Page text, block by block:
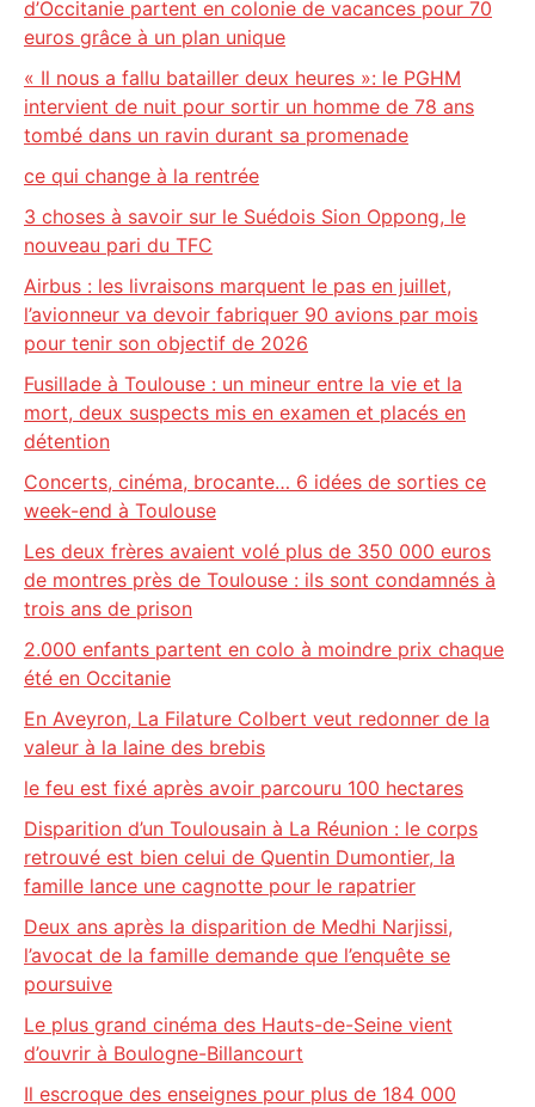
d’Occitanie partent en colonie de vacances pour 70
euros grâce à un plan unique
« Il nous a fallu batailler deux heures »: le PGHM
intervient de nuit pour sortir un homme de 78 ans
tombé dans un ravin durant sa promenade
ce qui change à la rentrée
3 choses à savoir sur le Suédois Sion Oppong, le
nouveau pari du TFC
Airbus : les livraisons marquent le pas en juillet,
l’avionneur va devoir fabriquer 90 avions par mois
pour tenir son objectif de 2026
Fusillade à Toulouse : un mineur entre la vie et la
mort, deux suspects mis en examen et placés en
détention
Concerts, cinéma, brocante… 6 idées de sorties ce
week-end à Toulouse
Les deux frères avaient volé plus de 350 000 euros
de montres près de Toulouse : ils sont condamnés à
trois ans de prison
2.000 enfants partent en colo à moindre prix chaque
été en Occitanie
En Aveyron, La Filature Colbert veut redonner de la
valeur à la laine des brebis
le feu est fixé après avoir parcouru 100 hectares
Disparition d’un Toulousain à La Réunion : le corps
retrouvé est bien celui de Quentin Dumontier, la
famille lance une cagnotte pour le rapatrier
Deux ans après la disparition de Medhi Narjissi,
l’avocat de la famille demande que l’enquête se
poursuive
Le plus grand cinéma des Hauts-de-Seine vient
d’ouvrir à Boulogne-Billancourt
Il escroque des enseignes pour plus de 184 000